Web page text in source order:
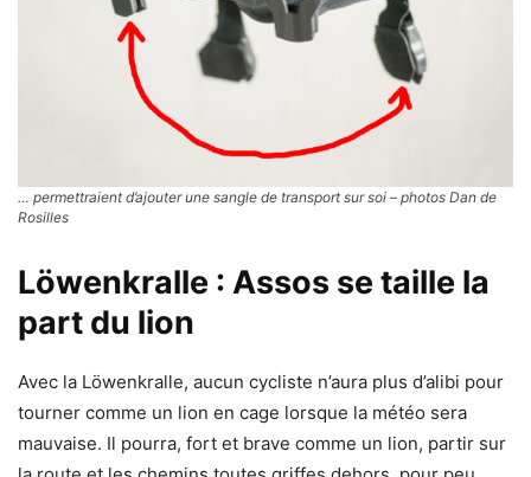
… permettraient d’ajouter une sangle de transport sur soi – photos Dan de
Rosilles
Löwenkralle : Assos se taille la
part du lion
Avec la Löwenkralle, aucun cycliste n’aura plus d’alibi pour
tourner comme un lion en cage lorsque la météo sera
mauvaise. Il pourra, fort et brave comme un lion, partir sur